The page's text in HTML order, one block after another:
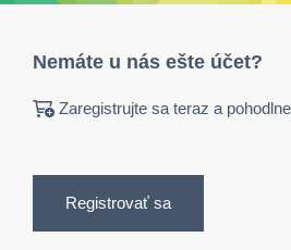
Nemáte u nás ešte účet?
Zaregistrujte sa teraz a
Registrovať sa